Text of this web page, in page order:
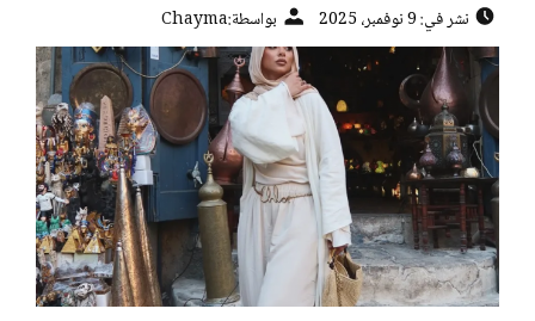
نشر في: 9 نوفمبر، 2025 بواسطة:Chayma